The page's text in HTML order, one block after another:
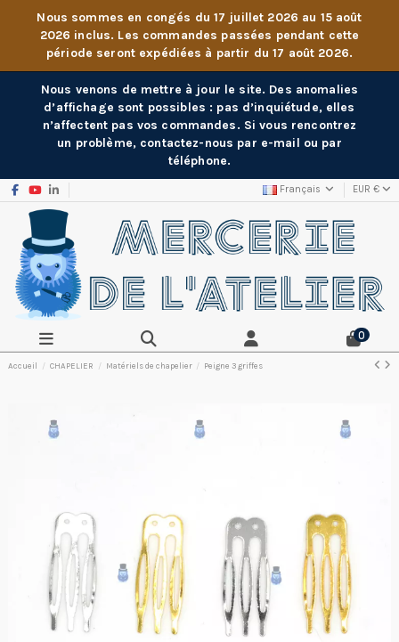
Nous sommes en congés du 17 juillet 2026 au 15 août
2026 inclus. Les commandes passées pendant cette
période seront expédiées à partir du 17 août 2026.
Nous venons de mettre à jour le site. Des anomalies
d’affichage sont possibles : pas d’inquiétude, elles
n’affectent pas vos commandes. Si vous rencontrez
un problème, contactez-nous par e-mail ou par
téléphone.
Français EUR €
0
Accueil CHAPELIER Matériels de chapelier Peigne 3 griffes